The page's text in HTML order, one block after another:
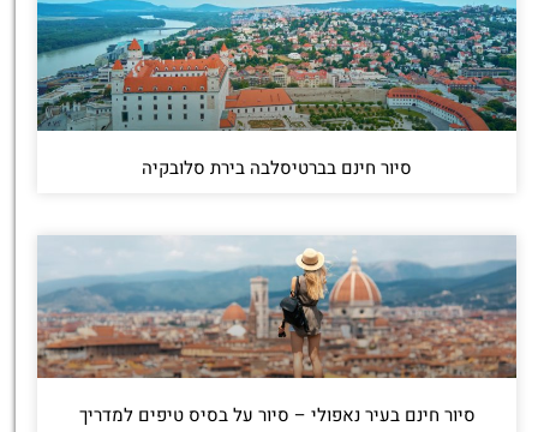
סיור חינם בברטיסלבה בירת סלובקיה
סיור חינם בעיר נאפולי – סיור על בסיס טיפים למדריך